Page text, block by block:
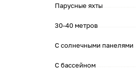
Парусные яхты
30-40 метров
С солнечными панелями
С бассейном